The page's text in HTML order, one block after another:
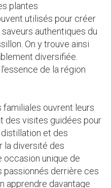
plantes
utilisés pour créer
authentiques du
On y trouve ainsi
diversifiée.
de la région
ouvrent leurs
des visites guidées pour
et des
la diversité des
occasion unique de
derrière ces
apprendre davantage